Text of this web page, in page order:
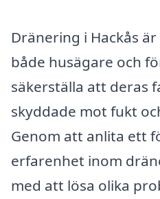
Dränering i Hackås
både husägare och
säkerställa att deras
skyddade mot fukt
Genom att anlita ett
erfarenhet inom
med att lösa olika